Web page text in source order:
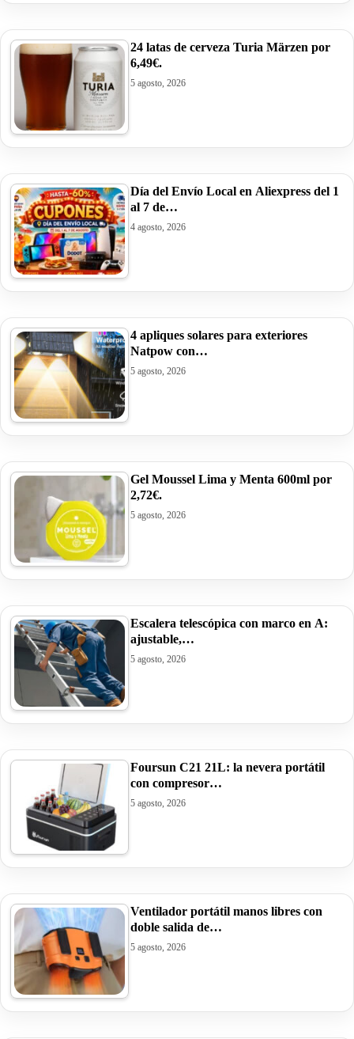
24 latas de cerveza Turia Märzen por
6,49€.
5 agosto, 2026
Día del Envío Local en Aliexpress del 1
al 7 de…
4 agosto, 2026
4 apliques solares para exteriores
Natpow con…
5 agosto, 2026
Gel Moussel Lima y Menta 600ml por
2,72€.
5 agosto, 2026
Escalera telescópica con marco en A:
ajustable,…
5 agosto, 2026
Foursun C21 21L: la nevera portátil
con compresor…
5 agosto, 2026
Ventilador portátil manos libres con
doble salida de…
5 agosto, 2026